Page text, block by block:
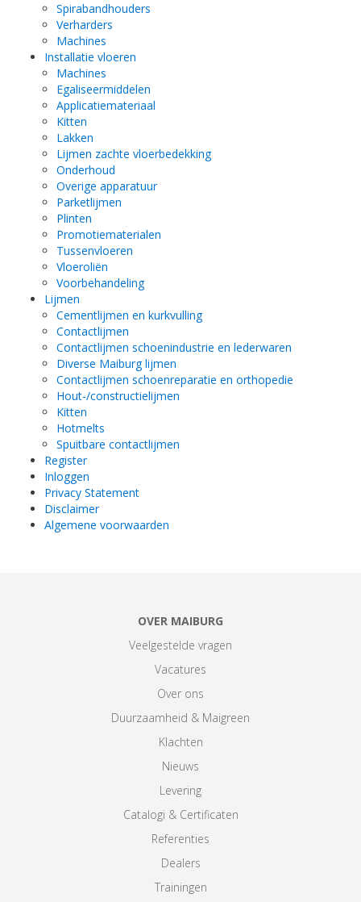
Spirabandhouders
Verharders
Machines
Installatie vloeren
Machines
Egaliseermiddelen
Applicatiemateriaal
Kitten
Lakken
Lijmen zachte vloerbedekking
Onderhoud
Overige apparatuur
Parketlijmen
Plinten
Promotiematerialen
Tussenvloeren
Vloeroliën
Voorbehandeling
Lijmen
Cementlijmen en kurkvulling
Contactlijmen
Contactlijmen schoenindustrie en lederwaren
Diverse Maiburg lijmen
Contactlijmen schoenreparatie en orthopedie
Hout-/constructielijmen
Kitten
Hotmelts
Spuitbare contactlijmen
Register
Inloggen
Privacy Statement
Disclaimer
Algemene voorwaarden
OVER MAIBURG
Veelgestelde vragen
Vacatures
Over ons
Duurzaamheid & Maigreen
Klachten
Nieuws
Levering
Catalogi & Certificaten
Referenties
Dealers
Trainingen